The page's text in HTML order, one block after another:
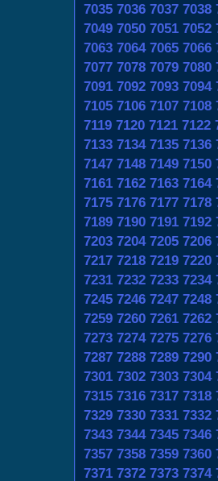
7035 7036 7037 7038
7049 7050 7051 7052
7063 7064 7065 7066
7077 7078 7079 7080
7091 7092 7093 7094
7105 7106 7107 7108
7119 7120 7121 7122
7133 7134 7135 7136
7147 7148 7149 7150
7161 7162 7163 7164
7175 7176 7177 7178
7189 7190 7191 7192
7203 7204 7205 7206
7217 7218 7219 7220
7231 7232 7233 7234
7245 7246 7247 7248
7259 7260 7261 7262
7273 7274 7275 7276
7287 7288 7289 7290
7301 7302 7303 7304
7315 7316 7317 7318
7329 7330 7331 7332
7343 7344 7345 7346
7357 7358 7359 7360
7371 7372 7373 7374